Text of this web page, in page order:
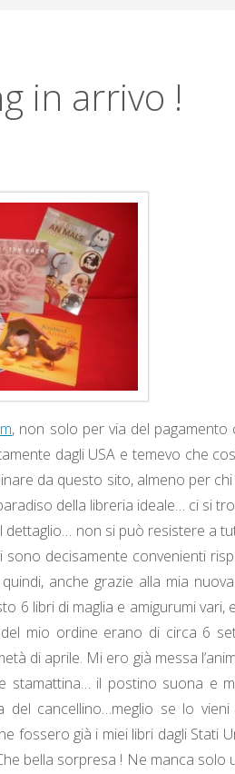
in arrivo !
, non solo per via del pagamento
dagli USA e temevo che
da questo sito, almeno per chi
della libreria ideale… ci si
non si può resistere a
decisamente convenienti
anche grazie alla mia
6 libri di maglia e amigurumi vari,
mio ordine erano di circa 6
di aprile. Mi ero già messa
stamattina… il postino suona e
cancellino…meglio se lo
fossero già i miei libri dagli Stati
bella sorpresa ! Ne manca solo